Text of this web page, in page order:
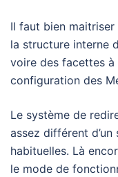
Il faut bien
la structure interne
voire des facettes
configuration des
Le système de
assez différent
habituelles. Là
le mode de